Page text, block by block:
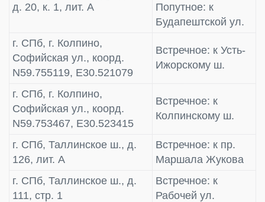
д. 20, к. 1, лит. А
Попутное: к
Будапештской ул.
г. СПб, г. Колпино,
Софийская ул., коорд.
N59.755119, E30.521079
Встречное: к Усть-
Ижорскому ш.
г. СПб, г. Колпино,
Софийская ул., коорд.
N59.753467, E30.523415
Встречное: к
Колпинскому ш.
г. СПб, Таллинское ш., д.
126, лит. А
Встречное: к пр.
Маршала Жукова
г. СПб, Таллинское ш., д.
111, стр. 1
Встречное: к
Рабочей ул.